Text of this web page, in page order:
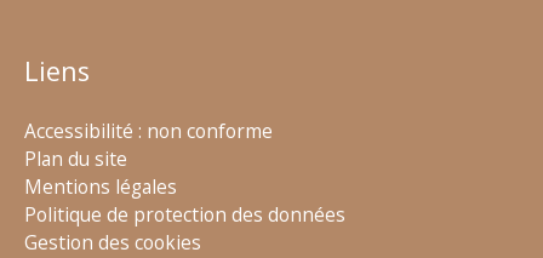
Liens
Accessibilité : non conforme
Plan du site
Mentions légales
Politique de protection des données
Gestion des cookies